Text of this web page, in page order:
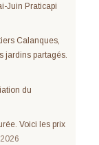
Juin Praticapi
Calanques,
jardins partagés.
du
Voici les prix